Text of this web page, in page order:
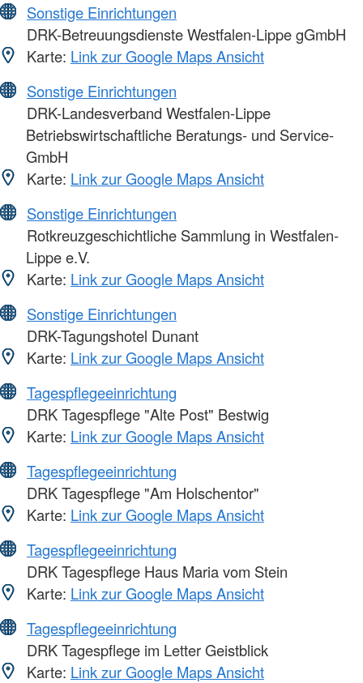
Sonstige Einrichtungen
DRK-Betreuungsdienste Westfalen-Lippe gGmbH
Karte: Link zur Google Maps Ansicht
Sonstige Einrichtungen
DRK-Landesverband Westfalen-Lippe
Betriebswirtschaftliche Beratungs- und Service-
GmbH
Karte: Link zur Google Maps Ansicht
Sonstige Einrichtungen
Rotkreuzgeschichtliche Sammlung in Westfalen-
Lippe e.V.
Karte: Link zur Google Maps Ansicht
Sonstige Einrichtungen
DRK-Tagungshotel Dunant
Karte: Link zur Google Maps Ansicht
Tagespflegeeinrichtung
DRK Tagespflege "Alte Post" Bestwig
Karte: Link zur Google Maps Ansicht
Tagespflegeeinrichtung
DRK Tagespflege "Am Holschentor"
Karte: Link zur Google Maps Ansicht
Tagespflegeeinrichtung
DRK Tagespflege Haus Maria vom Stein
Karte: Link zur Google Maps Ansicht
Tagespflegeeinrichtung
DRK Tagespflege im Letter Geistblick
Karte: Link zur Google Maps Ansicht